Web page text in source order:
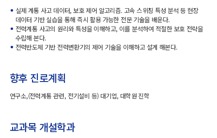
실제 계통 사고 데이터, 보호 제어 알고리즘. 고속 스위칭 특성 분석 등 현장
데이터 기반 실습을 통해 즉시 활용 가능한 전문 기술을 배운다.
전력계통 사고의 원리와 특성을 이해하고, 이를 분석하여 적절한 보호 전략을
수립해 본다.
전력반도체 기반 전력변환기의 제어 기술을 이해하고 설계 해본다.
향후 진로계획
연구소,(전력계통 관련, 전기설비 등) 대기업, 대학원 진학
교과목 개설학과